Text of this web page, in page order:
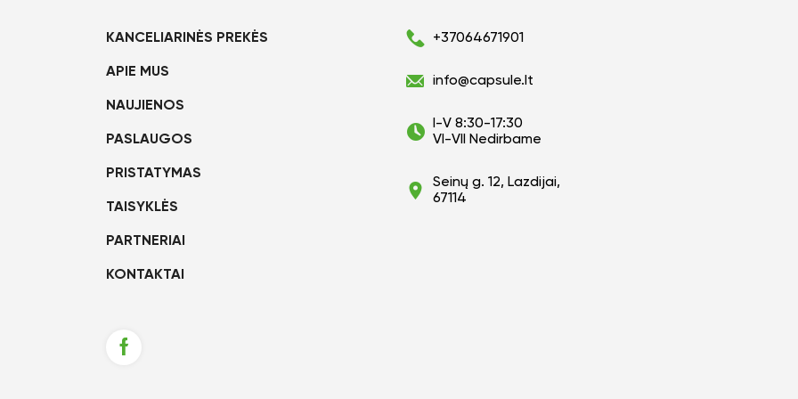
KANCELIARINĖS PREKĖS
APIE MUS
NAUJIENOS
PASLAUGOS
PRISTATYMAS
TAISYKLĖS
PARTNERIAI
KONTAKTAI
+37064671901
info@capsule.lt
I-V 8:30-17:30
VI-VII Nedirbame
Seinų g. 12, Lazdijai,
67114